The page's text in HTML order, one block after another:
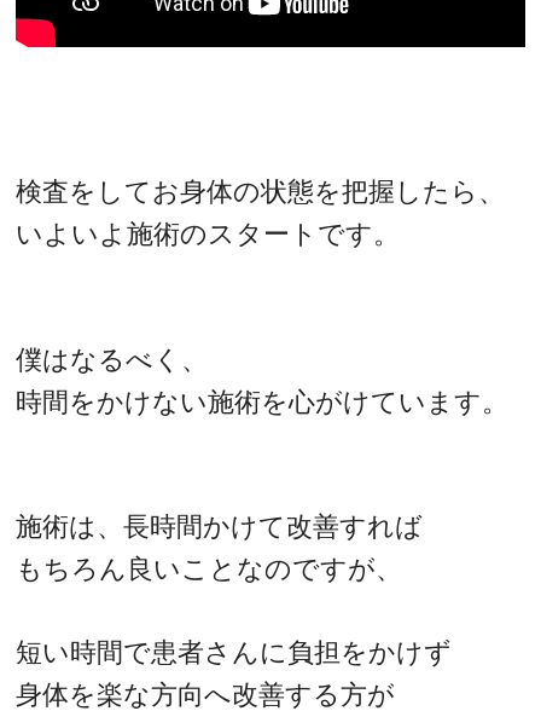
検査をしてお身体の状態を把握したら、
いよいよ施術のスタートです。
僕はなるべく、
時間をかけない施術を心がけています。
施術は、長時間かけて改善すれば
もちろん良いことなのですが、
短い時間で患者さんに負担をかけず
身体を楽な方向へ改善する方が